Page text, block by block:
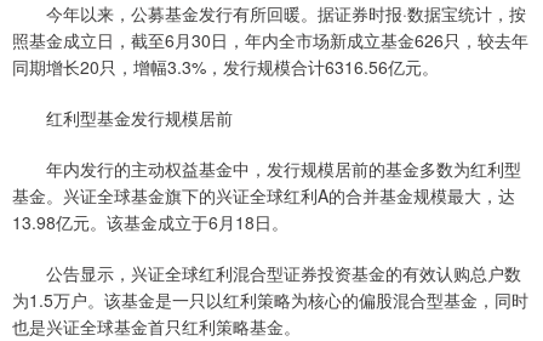
今年以来，公募基金发行有所回暖。据证券时报·数据宝统计，按
照基金成立日，截至6月30日，年内全市场新成立基金626只，较去年
同期增长20只，增幅3.3%，发行规模合计6316.56亿元。
红利型基金发行规模居前
年内发行的主动权益基金中，发行规模居前的基金多数为红利型
基金。兴证全球基金旗下的兴证全球红利A的合并基金规模最大，达
13.98亿元。该基金成立于6月18日。
公告显示，兴证全球红利混合型证券投资基金的有效认购总户数
为1.5万户。该基金是一只以红利策略为核心的偏股混合型基金，同时
也是兴证全球基金首只红利策略基金。